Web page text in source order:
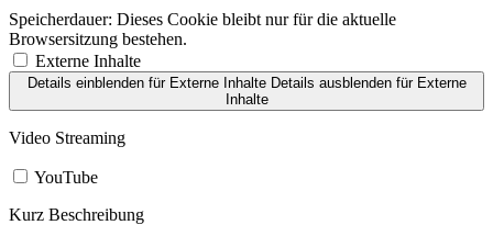
Speicherdauer: Dieses Cookie bleibt nur für die aktuelle
Browsersitzung bestehen.
Externe Inhalte
Details einblendenfür Externe Inhalte Details ausblendenfür Externe
Inhalte
Video Streaming
YouTube
Kurz Beschreibung